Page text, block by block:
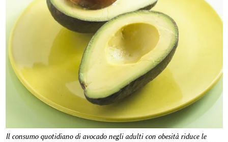
Il consumo quotidiano di avocado negli adulti con obesità riduce le